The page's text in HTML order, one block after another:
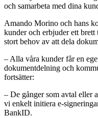
och samarbeta med dina
Amando Morino och hans
kunder och erbjuder ett brett
stort behov av att dela
– Alla våra kunder får en
dokumentdelning och
fortsätter:
– De gånger som avtal eller
vi enkelt initiera e-
BankID.